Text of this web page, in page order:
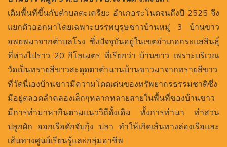
เดิมพื้นที่ขึ้นกับตำบลตะเครียะ อำเภอระโนดจนถึงปี 2525 จึง
แยกตัวออกมาโดยเฉพาะบรรพบุรุษชาวบ้านหมู่ 3 บ้านขาว
อพยพมาจากตำบลโรง ซึ่งปัจจุบันอยู่ในเขตอำเภอกระแสสินธุ์
ที่ห่างไปราว 20 กิโลเมตร ที่เรียกว่า บ้านขาว เพราะบริเวณ
วัดเป็นทรายสีขาวสะดุดตาตำนานบ้านขาวมาจากทรายสีขาว
ที่วัดนี่เองบ้านขาวมีความโดดเด่นของทรัพยากรธรรมชาติซึ่ง
มีอยู่ตลอดลำคลองเล็กๆหลากหลายสายในพื้นที่ของบ้านขาว
มีการทำมาหากินตามแนววิถีดั้งเดิม ทั้งการทำนา ทำสวน
ปลูกผัก ออกเรือดักจับกุ้ง ปลา ทำให้เกิดเส้นทางล่องเรือและ
เส้นทางศูนย์เรียนรู้และกลุ่มอาชีพ